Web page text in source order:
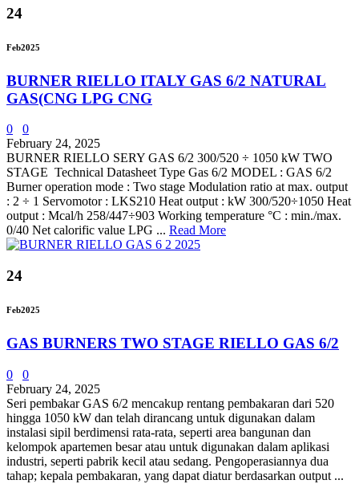
24
Feb2025
BURNER RIELLO ITALY GAS 6/2 NATURAL
GAS(CNG LPG CNG
0
0
February 24, 2025
BURNER RIELLO SERY GAS 6/2 300/520 ÷ 1050 kW TWO
STAGE Technical Datasheet Type Gas 6/2 MODEL : GAS 6/2
Burner operation mode : Two stage Modulation ratio at max. output
: 2 ÷ 1 Servomotor : LKS210 Heat output : kW 300/520÷1050 Heat
output : Mcal/h 258/447÷903 Working temperature °C : min./max.
0/40 Net calorific value LPG ... Read More
24
Feb2025
GAS BURNERS TWO STAGE RIELLO GAS 6/2
0
0
February 24, 2025
Seri pembakar GAS 6/2 mencakup rentang pembakaran dari 520
hingga 1050 kW dan telah dirancang untuk digunakan dalam
instalasi sipil berdimensi rata-rata, seperti area bangunan dan
kelompok apartemen besar atau untuk digunakan dalam aplikasi
industri, seperti pabrik kecil atau sedang. Pengoperasiannya dua
tahap; kepala pembakaran, yang dapat diatur berdasarkan output ...